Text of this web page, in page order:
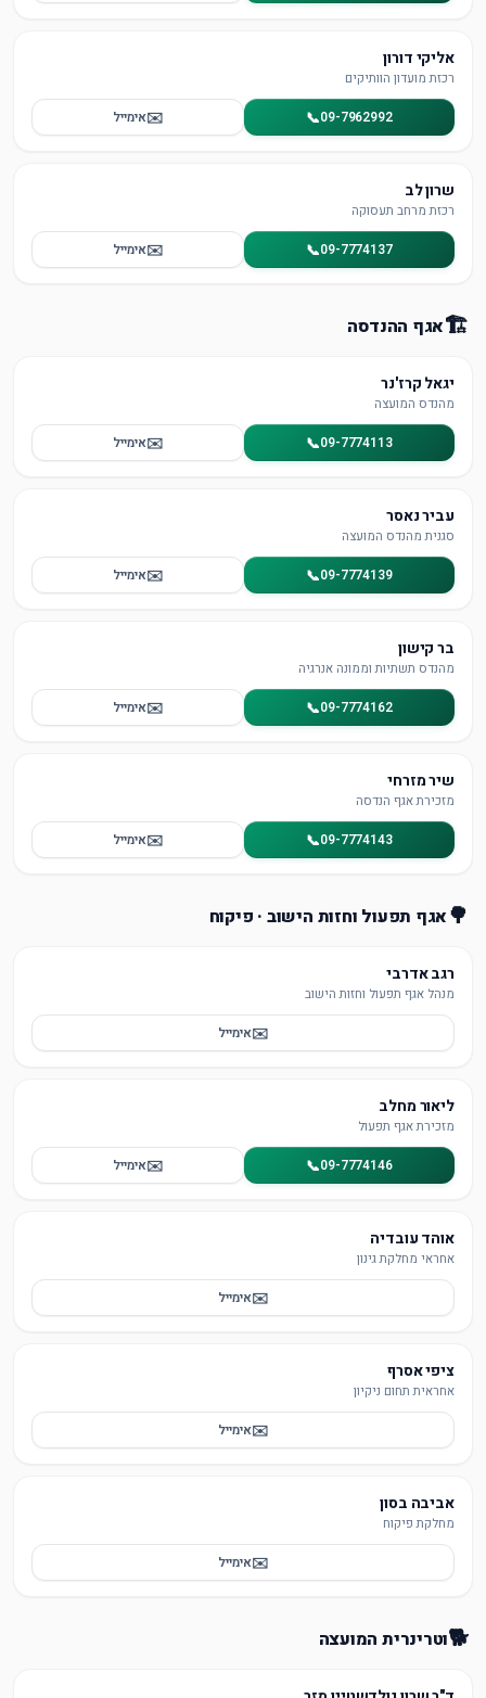
אליקי דורון
רכזת מועדון הוותיקים
📞09-7962992
✉️אימייל
שרון לב
רכזת מרחב תעסוקה
📞09-7774137
✉️אימייל
🏗אגף ההנדסה
יגאל קרז'נר
מהנדס המועצה
📞09-7774113
✉️אימייל
עביר נאסר
סגנית מהנדס המועצה
📞09-7774139
✉️אימייל
בר קישון
מהנדס תשתיות וממונה אנרגיה
📞09-7774162
✉️אימייל
שיר מזרחי
מזכירת אגף הנדסה
📞09-7774143
✉️אימייל
🌳אגף תפעול וחזות הישוב · פיקוח
רגב אדרבי
מנהל אגף תפעול וחזות הישוב
✉️אימייל
ליאור מחלב
מזכירת אגף תפעול
📞09-7774146
✉️אימייל
אוהד עובדיה
אחראי מחלקת גינון
✉️אימייל
ציפי אסרף
אחראית תחום ניקיון
✉️אימייל
אביבה בסון
מחלקת פיקוח
✉️אימייל
🐕וטרינרית המועצה